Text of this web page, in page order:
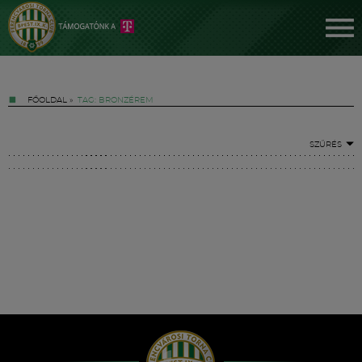
FŐOLDAL » TAG: BRONZÉREM
SZŰRÉS
Hírek